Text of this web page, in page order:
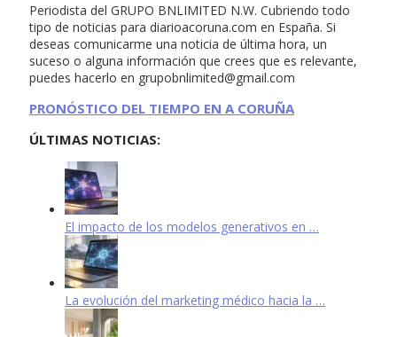
Periodista del GRUPO BNLIMITED N.W. Cubriendo todo
tipo de noticias para diarioacoruna.com en España. Si
deseas comunicarme una noticia de última hora, un
suceso o alguna información que crees que es relevante,
puedes hacerlo en grupobnlimited@gmail.com
PRONÓSTICO DEL TIEMPO EN A CORUÑA
ÚLTIMAS NOTICIAS:
El impacto de los modelos generativos en …
La evolución del marketing médico hacia la …